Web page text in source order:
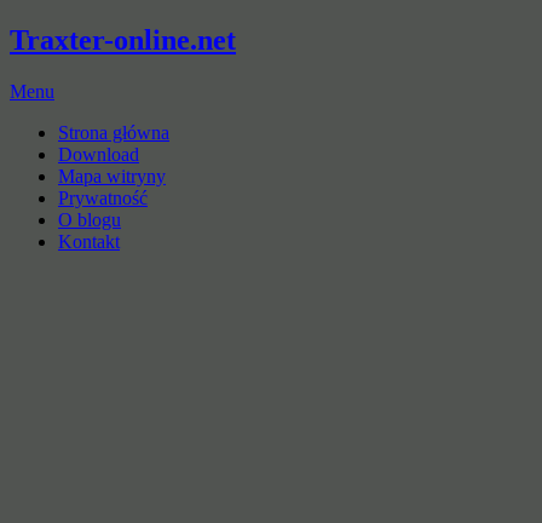
Traxter-online.net
Menu
Strona główna
Download
Mapa witryny
Prywatność
O blogu
Kontakt